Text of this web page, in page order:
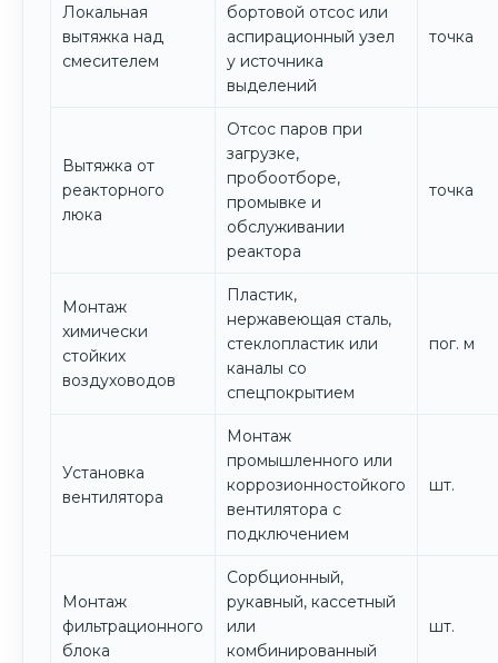
Локальная
вытяжка над
смесителем
бортовой отсос или
аспирационный узел
у источника
выделений
точка
Вытяжка от
реакторного
люка
Отсос паров при
загрузке,
пробоотборе,
промывке и
обслуживании
реактора
точка
Монтаж
химически
стойких
воздуховодов
Пластик,
нержавеющая сталь,
стеклопластик или
каналы со
спецпокрытием
пог. м
Установка
вентилятора
Монтаж
промышленного или
коррозионностойкого
вентилятора с
подключением
шт.
Монтаж
фильтрационного
блока
Сорбционный,
рукавный, кассетный
или
комбинированный
шт.